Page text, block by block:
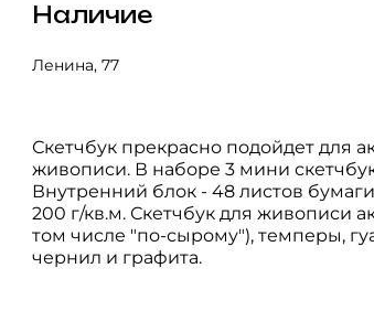
Наличие
Ленина, 77
Скетчбук прекрасно подойдет для
живописи. В наборе 3 мини
Внутренний блок - 48 листов
200 г/кв.м. Скетчбук для живописи
том числе "по-сырому"), темперы,
чернил и графита.